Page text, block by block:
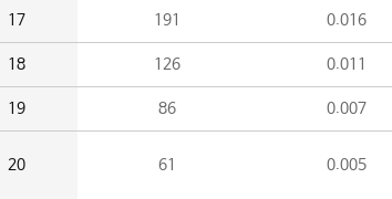
17 191 0.016
18 126 0.011
19 86 0.007
20 61 0.005